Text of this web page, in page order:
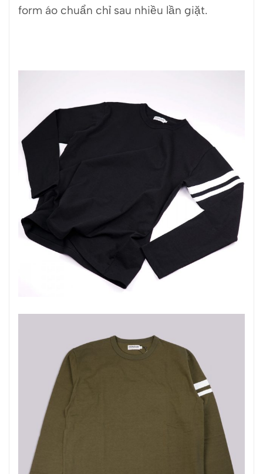
form áo chuẩn chỉ sau nhiều lần giặt.